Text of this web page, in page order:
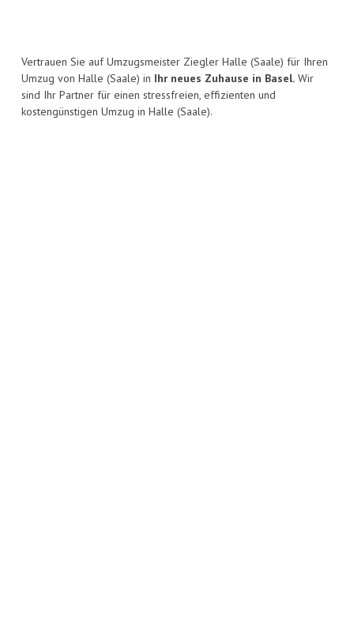
Vertrauen Sie auf Umzugsmeister Ziegler Halle (Saale) für Ihren
Umzug von Halle (Saale) in Ihr neues Zuhause in Basel. Wir
sind Ihr Partner für einen stressfreien, effizienten und
kostengünstigen Umzug in Halle (Saale).